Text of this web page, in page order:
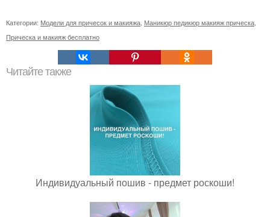
Категории: Модели для причесок и макияжа Маникюр педикюр макияж прическа
Прическа и макияж бесплатно
Читайте также
Индивидуальный пошив - предмет роскоши!